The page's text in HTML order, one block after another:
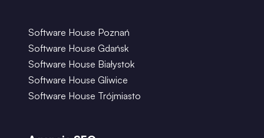
Software House Poznań
Software House Gdańsk
Software House Białystok
Software House Gliwice
Software House Trójmiasto